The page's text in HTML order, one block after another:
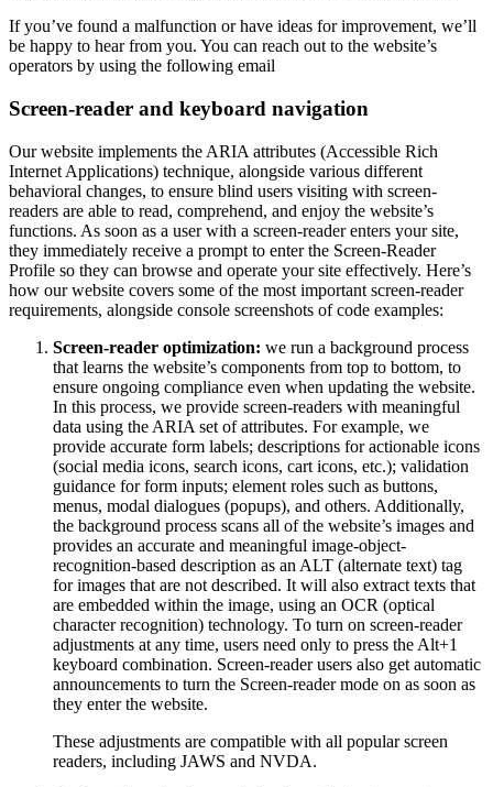
If you’ve found a malfunction or have ideas for improvement, we’ll
be happy to hear from you. You can reach out to the website’s
operators by using the following email
Screen-reader and keyboard navigation
Our website implements the ARIA attributes (Accessible Rich
Internet Applications) technique, alongside various different
behavioral changes, to ensure blind users visiting with screen-
readers are able to read, comprehend, and enjoy the website’s
functions. As soon as a user with a screen-reader enters your site,
they immediately receive a prompt to enter the Screen-Reader
Profile so they can browse and operate your site effectively. Here’s
how our website covers some of the most important screen-reader
requirements, alongside console screenshots of code examples:
Screen-reader optimization: we run a background process
that learns the website’s components from top to bottom, to
ensure ongoing compliance even when updating the website.
In this process, we provide screen-readers with meaningful
data using the ARIA set of attributes. For example, we
provide accurate form labels; descriptions for actionable icons
(social media icons, search icons, cart icons, etc.); validation
guidance for form inputs; element roles such as buttons,
menus, modal dialogues (popups), and others. Additionally,
the background process scans all of the website’s images and
provides an accurate and meaningful image-object-
recognition-based description as an ALT (alternate text) tag
for images that are not described. It will also extract texts that
are embedded within the image, using an OCR (optical
character recognition) technology. To turn on screen-reader
adjustments at any time, users need only to press the Alt+1
keyboard combination. Screen-reader users also get automatic
announcements to turn the Screen-reader mode on as soon as
they enter the website.
These adjustments are compatible with all popular screen
readers, including JAWS and NVDA.